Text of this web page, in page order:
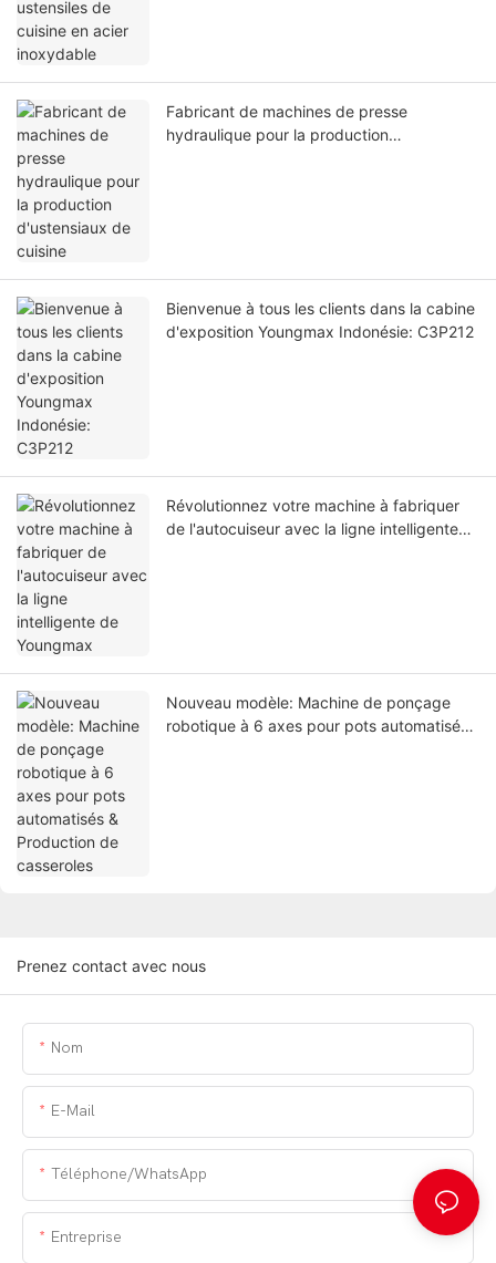
Fabricant de machines de presse
hydraulique pour la production
Bienvenue à tous les clients dans la cabine
d'exposition Youngmax Indonésie: C3P212
Révolutionnez votre machine à fabriquer
de l'autocuiseur avec la ligne intelligente
Nouveau modèle: Machine de ponçage
robotique à 6 axes pour pots automatisés
Prenez contact avec nous
Nom
E-Mail
Téléphone/WhatsApp
Entreprise